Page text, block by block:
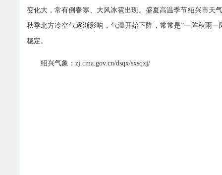
变化大，常有倒春寒、大风冰雹出现。盛夏高温季节绍兴市天
秋季北方冷空气逐渐影响，气温开始下降，常常是”一阵秋雨
稳定。
绍兴气象：zj.cma.gov.cn/dsqx/sxsqxj/